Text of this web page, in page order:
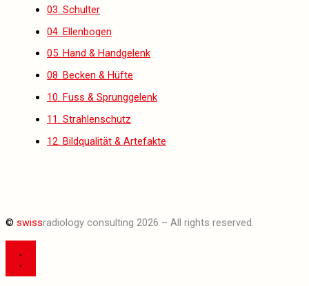
03. Schulter
04. Ellenbogen
05. Hand & Handgelenk
08. Becken & Hüfte
10. Fuss & Sprunggelenk
11. Strahlenschutz
12. Bildqualität & Artefakte
© swissradiology consulting 2026 – All rights reserved.